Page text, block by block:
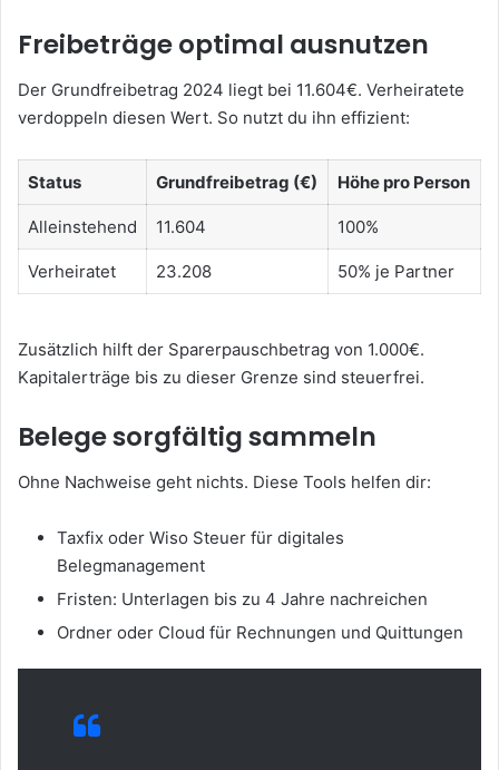
Freibeträge optimal ausnutzen
Der Grundfreibetrag 2024 liegt bei 11.604€. Verheiratete
verdoppeln diesen Wert. So nutzt du ihn effizient:
Status Grundfreibetrag (€) Höhe pro Person
Alleinstehend 11.604 100%
Verheiratet 23.208 50% je Partner
Zusätzlich hilft der Sparerpauschbetrag von 1.000€.
Kapitalerträge bis zu dieser Grenze sind steuerfrei.
Belege sorgfältig sammeln
Ohne Nachweise geht nichts. Diese Tools helfen dir:
Taxfix oder Wiso Steuer für digitales
Belegmanagement
Fristen: Unterlagen bis zu 4 Jahre nachreichen
Ordner oder Cloud für Rechnungen und Quittungen